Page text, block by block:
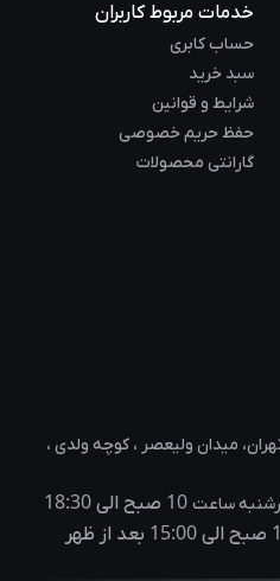
خدمات مربوط کاربران
حساب کابری
سبد خرید
شرایط و قوانین
حفظ حریم خصوصی
گارانتی محصولات
میدان ولیعصر ، کوچه ولدی ،
ساعت 10 صبح الی18:30
صبح الی15:00 بعد از ظهر